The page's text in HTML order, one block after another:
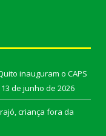
inauguram o CAPS
13 de junho de 2026
criança fora da